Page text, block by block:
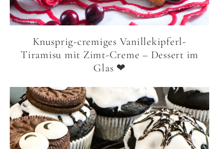
Knusprig-cremiges Vanillekipferl-
Tiramisu mit Zimt-Creme – Dessert im
Glas ❤